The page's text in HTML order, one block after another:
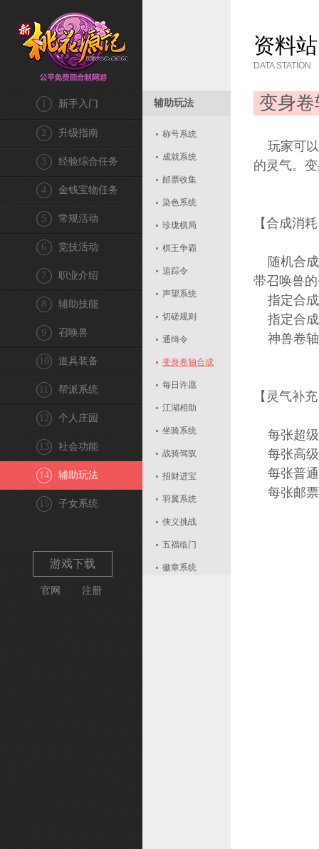
新手入门
1
升级指南
2
经验综合任务
3
金钱宝物任务
4
常规活动
5
竞技活动
6
职业介绍
7
辅助技能
8
召唤兽
9
道具装备
10
帮派系统
11
个人庄园
12
社会功能
13
辅助玩法
14
子女系统
15
游戏下载
官网 注册
辅助玩法
称号系统
成就系统
邮票收集
染色系统
珍珑棋局
棋王争霸
追踪令
声望系统
切磋规则
通缉令
变身卷轴合成
每日许愿
江湖相助
坐骑系统
战骑驾驭
招财进宝
羽翼系统
侠义挑战
五福临门
徽章系统
资料站
DATA STATION
变身
玩家可以
的灵气。
【合成消
随机合成
带召唤兽
指定合成
指定合成
神兽卷轴
【灵气补
每张超级
每张高级
每张普通
每张邮票